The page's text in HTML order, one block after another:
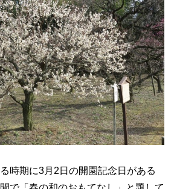
時期に3月2日の開園記念日がある